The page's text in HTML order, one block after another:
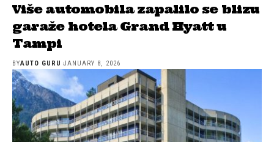
Više automobila zapalilo se blizu
garaže hotela Grand Hyatt u
Tampi
BYAUTO GURU JANUARY 8, 2026